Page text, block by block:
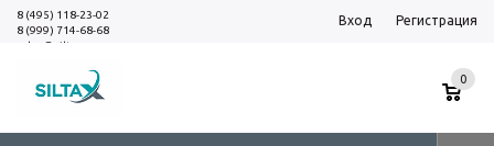
8 (495) 118-23-02
8 (999) 714-68-68
sales@siltax.ru
Вход Регистрация
0